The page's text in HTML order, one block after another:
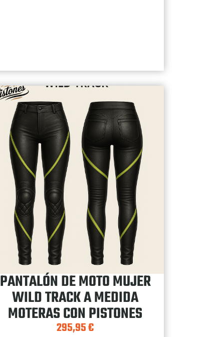
PANTALÓN DE MOTO MUJER
WILD TRACK A MEDIDA
MOTERAS CON PISTONES
295,95€